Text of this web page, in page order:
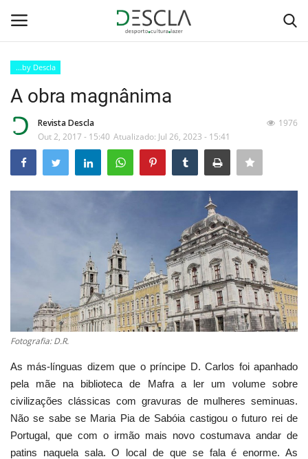
Home
...by Descla
Desporto
Educação
Estatuto Editorial
Saúde
Ficha técnica
Cultura
...by Descla
A obra magnânima
Revista Descla
Out 2, 2017 - 15:40 Atualizado: Jul 26, 2023 - 15:41
1976
Fotografia: D.R.
As más-línguas dizem que o príncipe D. Carlos foi apanhado
pela mãe na biblioteca de Mafra a ler um volume sobre
civilizações clássicas com gravuras de mulheres seminuas.
Não se sabe se Maria Pia de Sabóia castigou o futuro rei de
Portugal, que com o irmão mais novo costumava andar de
patins naquela sala. O local de que se fala é enorme. As